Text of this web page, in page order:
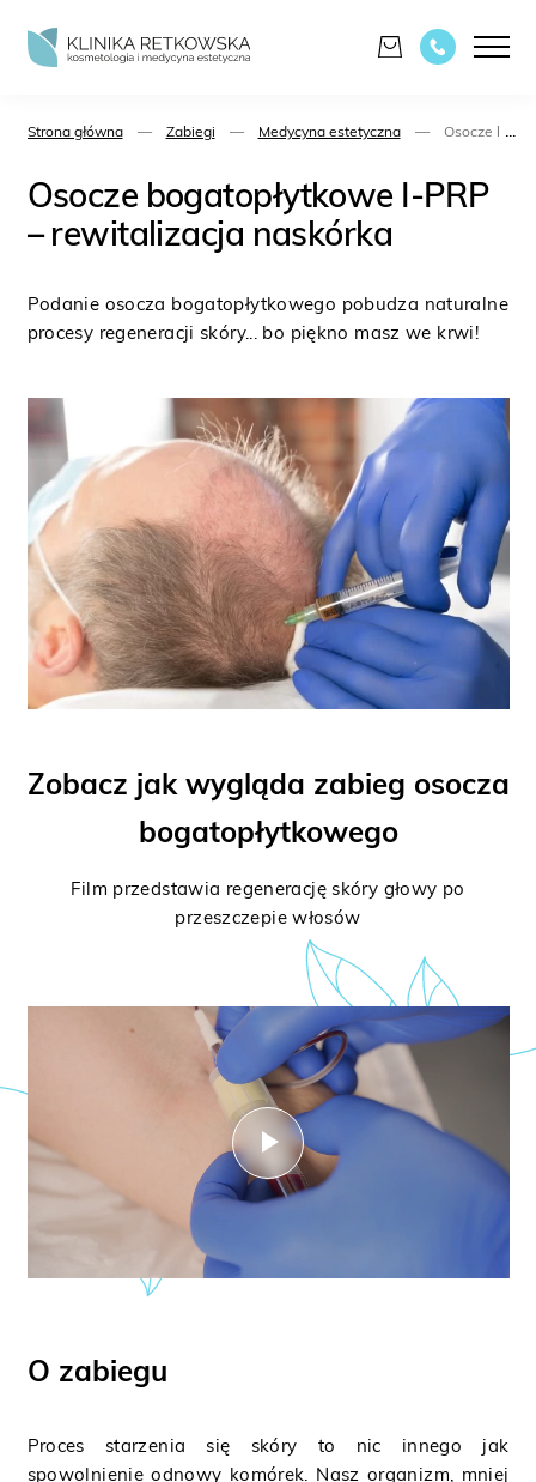
Strona główna — Zabiegi — Medycyna estetyczna — Osocze ...
Osocze bogatopłytkowe I-PRP
– rewitalizacja naskórka
Podanie osocza bogatopłytkowego pobudza naturalne
procesy regeneracji skóry... bo piękno masz we krwi!
Zobacz jak wygląda zabieg osocza
bogatopłytkowego
Film przedstawia regenerację skóry głowy po
przeszczepie włosów
O zabiegu
Proces starzenia się skóry to nic innego jak
spowolnienie odnowy komórek. Nasz organizm, mniej